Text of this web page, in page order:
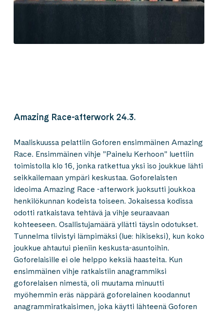
Amazing Race-afterwork 24.3.
Maaliskuussa pelattiin Goforen ensimmäinen Amazing
Race. Ensimmäinen vihje ”Painelu Kerhoon” luettiin
toimistolla klo 16, jonka ratkettua yksi iso joukkue lähti
seikkailemaan ympäri keskustaa. Goforelaisten
ideoima Amazing Race -afterwork juoksutti joukkoa
henkilökunnan kodeista toiseen. Jokaisessa kodissa
odotti ratkaistava tehtävä ja vihje seuraavaan
kohteeseen. Osallistujamäärä yllätti täysin odotukset.
Tunnelma tiivistyi lämpimäksi (lue: hikiseksi), kun koko
joukkue ahtautui pieniin keskusta-asuntoihin.
Goforelaisille ei ole helppo keksiä haasteita. Kun
ensimmäinen vihje ratkaistiin anagrammiksi
goforelaisen nimestä, oli muutama minuutti
myöhemmin eräs näppärä goforelainen koodannut
anagrammiratkaisimen, joka käytti lähteenä Goforen